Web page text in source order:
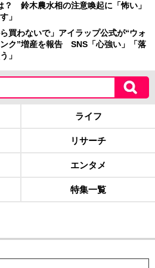
？ 鈴木農水相の注意喚起に「怖い」
」
ら買わないで」アイラップ公式が“ウォ
ク”増産を報告 SNS「心強い」「落
」
ライフ
リサーチ
エンタメ
特集一覧